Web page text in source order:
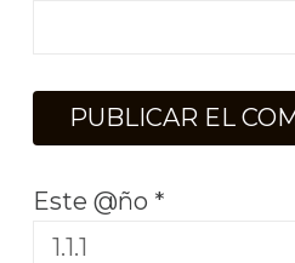
Este @ño *